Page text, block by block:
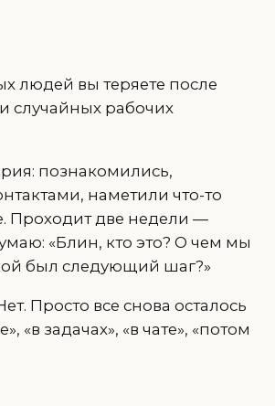
людей вы теряете после
случайных рабочих
познакомились,
наметили что-то
Проходит две недели —
«Блин, кто это? О чем мы
был следующий шаг?»
Просто все снова осталось
«в задачах», «в чате», «потом